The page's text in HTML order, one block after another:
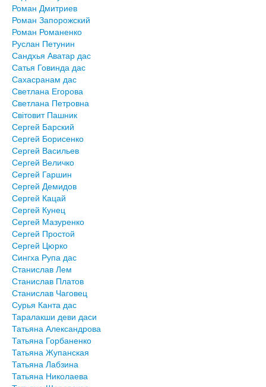
Роман Дмитриев
Роман Запорожский
Роман Романенко
Руслан Петунин
Сандхья Аватар дас
Сатья Говинда дас
Сахасранам дас
Светлана Егорова
Светлана Петровна
Світовит Пашник
Сергей Барский
Сергей Борисенко
Сергей Васильев
Сергей Величко
Сергей Гаршин
Сергей Демидов
Сергей Кацай
Сергей Кунец
Сергей Мазуренко
Сергей Простой
Сергей Цюрко
Сингха Рупа дас
Станислав Лем
Станислав Платов
Станислав Чаговец
Сурья Канта дас
Таралакши деви даси
Татьяна Александрова
Татьяна Горбаненко
Татьяна Жупанская
Татьяна Лабзина
Татьяна Николаева